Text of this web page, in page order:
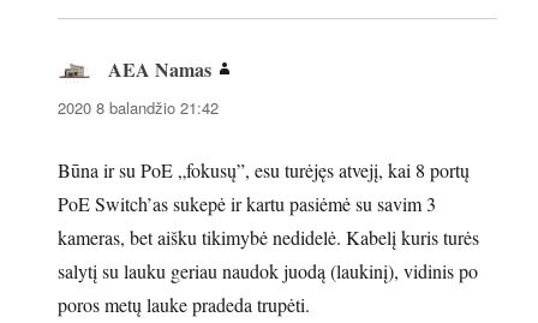
AEA Namas
2020 8 balandžio 21:42
Būna ir su PoE „fokusų”, esu turėjęs atvejį, kai 8 portų
PoE Switch’as sukepė ir kartu pasiėmė su savim 3
kameras, bet aišku tikimybė nedidelė. Kabelį kuris turės
salytį su lauku geriau naudok juodą (laukinį), vidinis po
poros metų lauke pradeda trupėti.